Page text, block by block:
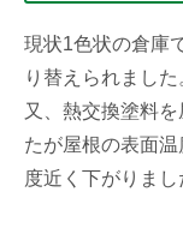
現状1色状の倉庫
り替えられました
又、熱交換塗料
たが屋根の表面
度近く下がりまし